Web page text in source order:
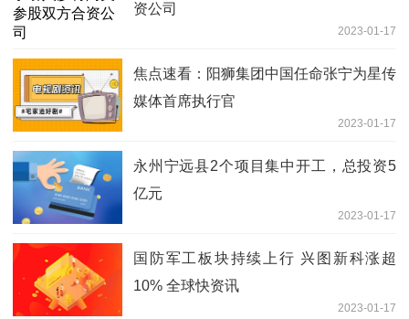
资公司
2023-01-17
焦点速看：阳狮集团中国任命张宁为星传
媒体首席执行官
2023-01-17
永州宁远县2个项目集中开工，总投资5
亿元
2023-01-17
国防军工板块持续上行 兴图新科涨超
10% 全球快资讯
2023-01-17